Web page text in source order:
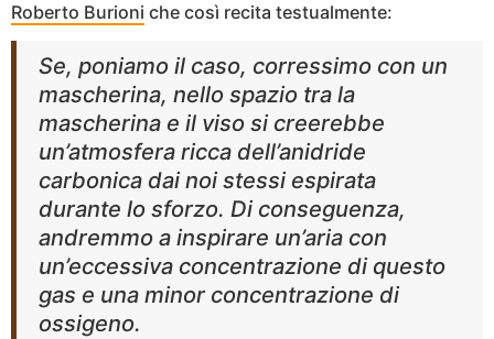
Roberto Burioni che così recita testualmente:
Se, poniamo il caso, corressimo con un
mascherina, nello spazio tra la
mascherina e il viso si creerebbe
un’atmosfera ricca dell’anidride
carbonica dai noi stessi espirata
durante lo sforzo. Di conseguenza,
andremmo a inspirare un’aria con
un’eccessiva concentrazione di questo
gas e una minor concentrazione di
ossigeno.